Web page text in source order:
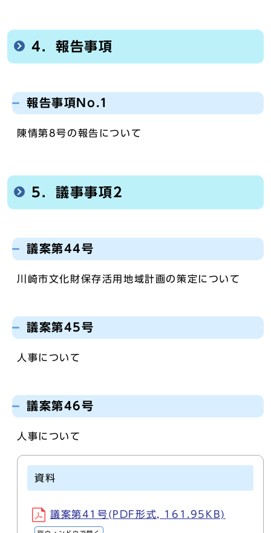
4．報告事項
報告事項No.1
陳情第8号の報告について
5．議事事項2
議案第44号
川崎市文化財保存活用地域計画の策定について
議案第45号
人事について
議案第46号
人事について
資料
議案第41号(PDF形式, 161.95KB)